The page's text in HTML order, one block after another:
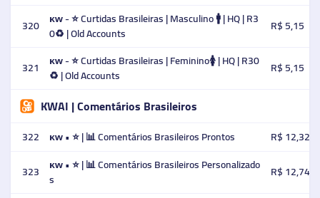
320 ᴋᴡ - ⭐ Curtidas Brasileiras | Masculino 🚹 | HQ | R3
0♻️ | Old Accounts
R$ 5,15
321
ᴋᴡ - ⭐ Curtidas Brasileiras | Feminino🚺 | HQ | R30
♻️ | Old Accounts
R$ 5,15
KWAI | Comentários Brasileiros
322 ᴋᴡ • ⭐ | 📊 Comentários Brasileiros Prontos
R$ 12,32
323
ᴋᴡ • ⭐ | 📊 Comentários Brasileiros Personalizado
s
R$ 12,74